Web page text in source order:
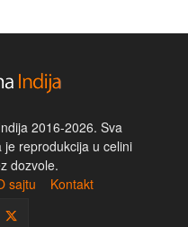
2016-2026. Sva
reprodukcija u celini
dozvole.
sajtu Kontakt